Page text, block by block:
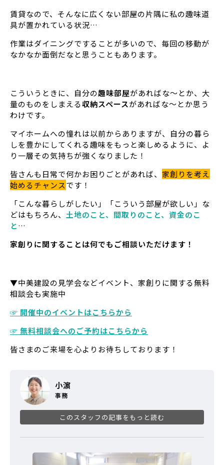
賃貸なので、そんなに広くない部屋の片隅に私の趣味道
具が置かれている状況…
作業はダイニングですることが多いので、毎回の移動が
なかなか面倒だなと思うこともあります。
こういうときに、自分の趣味部屋があればな～とか、大
量のものをしまえる収納スペースがあればな～とか思う
わけです。
マイホームへの憧れは以前からありますが、自分の暮ら
しを豊かにしてくれる趣味をもっと楽しめるように、よ
り一層その気持ちが強くなりました！
皆さんも日常で何かお困りごとがあれば、 家創りを考え
始めるチャンスです！
「こんな暮らしがしたい」「こういう部屋が欲しい」な
どはもちろん、 土地のこと、間取りのこと、資金のこ
と…
家創りに関することは何でもご相談いただけます！
▼中美建設の見学会などイベント、家創りに関する無料
相談会も実施中
☞ 開催中のイベントはこちらから
☞ 無料相談会へのご予約はこちらから
皆さまのご来場を心よりお待ちしております！
小濵
事務
このスタッフの記事をもっと読む